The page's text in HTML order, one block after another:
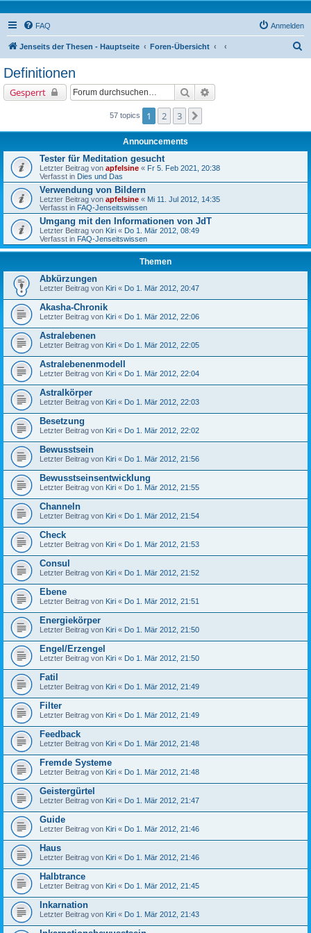
FAQ Anmelden
Jenseits der Thesen - Hauptseite Foren-Übersicht
Definitionen
Gesperrt Suche
57 topics 1 2 3
Announcements
Tester für Meditation gesucht
Letzter Beitrag von apfelsine « Fr 5. Feb 2021, 20:38
Verfasst in Dies und Das
Verwendung von Bildern
Letzter Beitrag von apfelsine « Mi 11. Jul 2012, 14:35
Verfasst in FAQ-Jenseitswissen
Umgang mit den Informationen von JdT
Letzter Beitrag von Kiri « Do 1. Mär 2012, 08:49
Verfasst in FAQ-Jenseitswissen
Themen
Abkürzungen
Letzter Beitrag von Kiri « Do 1. Mär 2012, 20:47
Akasha-Chronik
Letzter Beitrag von Kiri « Do 1. Mär 2012, 22:06
Astralebenen
Letzter Beitrag von Kiri « Do 1. Mär 2012, 22:05
Astralebenenmodell
Letzter Beitrag von Kiri « Do 1. Mär 2012, 22:04
Astralkörper
Letzter Beitrag von Kiri « Do 1. Mär 2012, 22:03
Besetzung
Letzter Beitrag von Kiri « Do 1. Mär 2012, 22:02
Bewusstsein
Letzter Beitrag von Kiri « Do 1. Mär 2012, 21:56
Bewusstseinsentwicklung
Letzter Beitrag von Kiri « Do 1. Mär 2012, 21:55
Channeln
Letzter Beitrag von Kiri « Do 1. Mär 2012, 21:54
Check
Letzter Beitrag von Kiri « Do 1. Mär 2012, 21:53
Consul
Letzter Beitrag von Kiri « Do 1. Mär 2012, 21:52
Ebene
Letzter Beitrag von Kiri « Do 1. Mär 2012, 21:51
Energiekörper
Letzter Beitrag von Kiri « Do 1. Mär 2012, 21:50
Engel/Erzengel
Letzter Beitrag von Kiri « Do 1. Mär 2012, 21:50
Fatil
Letzter Beitrag von Kiri « Do 1. Mär 2012, 21:49
Filter
Letzter Beitrag von Kiri « Do 1. Mär 2012, 21:49
Feedback
Letzter Beitrag von Kiri « Do 1. Mär 2012, 21:48
Fremde Systeme
Letzter Beitrag von Kiri « Do 1. Mär 2012, 21:48
Geistergürtel
Letzter Beitrag von Kiri « Do 1. Mär 2012, 21:47
Guide
Letzter Beitrag von Kiri « Do 1. Mär 2012, 21:46
Haus
Letzter Beitrag von Kiri « Do 1. Mär 2012, 21:46
Halbtrance
Letzter Beitrag von Kiri « Do 1. Mär 2012, 21:45
Inkarnation
Letzter Beitrag von Kiri « Do 1. Mär 2012, 21:43